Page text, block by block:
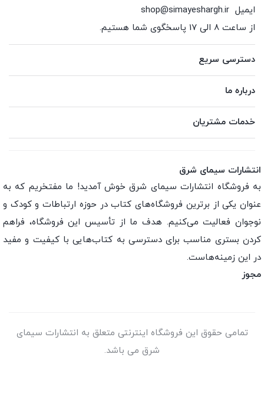
ایمیل shop@simayeshargh.ir
از ساعت 8 الی 17 پاسخگوی شما هستیم.
دسترسی سریع
درباره ما
خدمات مشتریان
انتشارات سیمای شرق
به فروشگاه انتشارات سیمای شرق خوش آمدید! ما مفتخریم که به
عنوان یکی از برترین فروشگاه‌های کتاب در حوزه ارتباطات و کودک و
نوجوان فعالیت می‌کنیم. هدف ما از تأسیس این فروشگاه، فراهم
کردن بستری مناسب برای دسترسی به کتاب‌هایی با کیفیت و مفید
در این زمینه‌هاست.
مجوز
تمامی حقوق این فروشگاه اینترنتی متعلق به انتشارات سیمای
شرق می باشد.